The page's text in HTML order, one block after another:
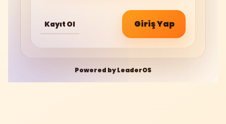
Kayıt Ol Giriş Yap
Powered byLeaderOS